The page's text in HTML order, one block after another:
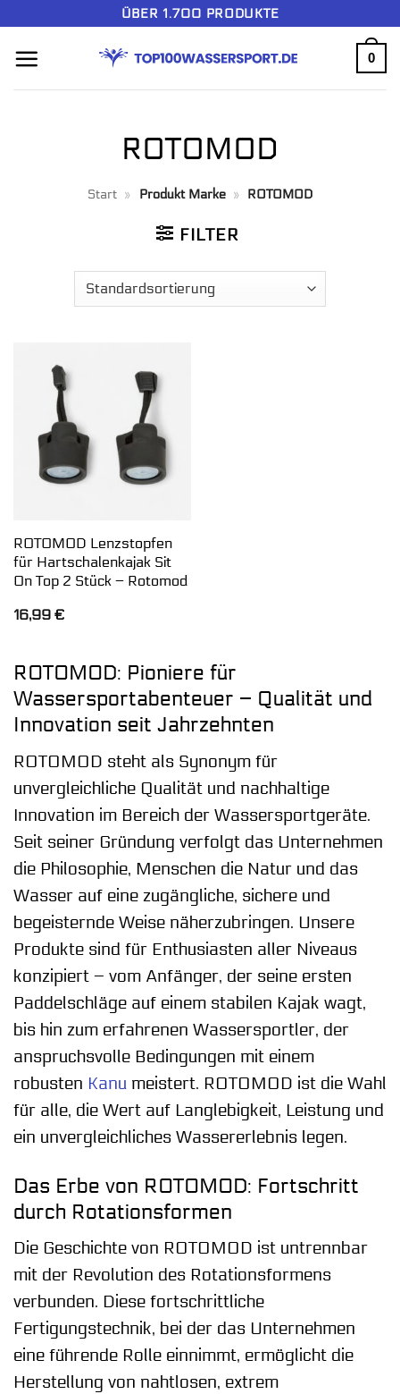
springen
ÜBER 1.700 PRODUKTE
0
ROTOMOD
Start » Produkt Marke » ROTOMOD
FILTER
ROTOMOD Lenzstopfen
für Hartschalenkajak Sit
On Top 2 Stück – Rotomod
16,99 €
ROTOMOD: Pioniere für
Wassersportabenteuer – Qualität und
Innovation seit Jahrzehnten
ROTOMOD steht als Synonym für
unvergleichliche Qualität und nachhaltige
Innovation im Bereich der Wassersportgeräte.
Seit seiner Gründung verfolgt das Unternehmen
die Philosophie, Menschen die Natur und das
Wasser auf eine zugängliche, sichere und
begeisternde Weise näherzubringen. Unsere
Produkte sind für Enthusiasten aller Niveaus
konzipiert – vom Anfänger, der seine ersten
Paddelschläge auf einem stabilen Kajak wagt,
bis hin zum erfahrenen Wassersportler, der
anspruchsvolle Bedingungen mit einem
robusten Kanu meistert. ROTOMOD ist die Wahl
für alle, die Wert auf Langlebigkeit, Leistung und
ein unvergleichliches Wassererlebnis legen.
Das Erbe von ROTOMOD: Fortschritt
durch Rotationsformen
Die Geschichte von ROTOMOD ist untrennbar
mit der Revolution des Rotationsformens
verbunden. Diese fortschrittliche
Fertigungstechnik, bei der das Unternehmen
eine führende Rolle einnimmt, ermöglicht die
Herstellung von nahtlosen, extrem